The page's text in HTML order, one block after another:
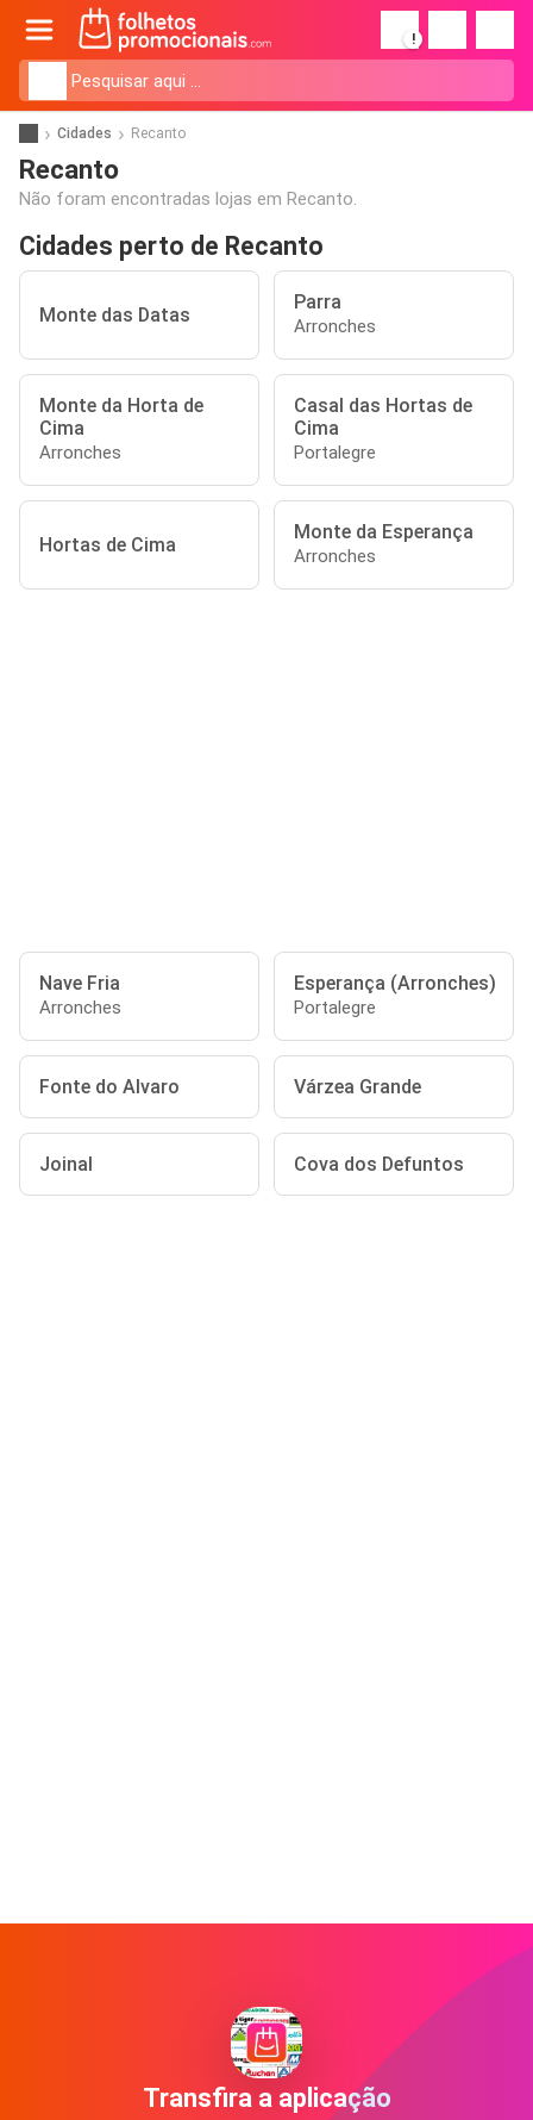
!
Cidades Recanto
Recanto
Não foram encontradas lojas em Recanto.
Cidades perto de Recanto
Monte das Datas
Parra
Arronches
Monte da Horta de
Cima
Arronches
Casal das Hortas de
Cima
Portalegre
Hortas de Cima
Monte da Esperança
Arronches
Nave Fria
Arronches
Esperança (Arronches)
Portalegre
Fonte do Alvaro Várzea Grande
Joinal Cova dos Defuntos
Transfira a aplicação